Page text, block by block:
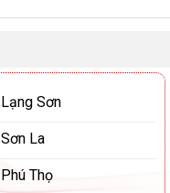
Lạng Sơn
Sơn La
Phú Thọ